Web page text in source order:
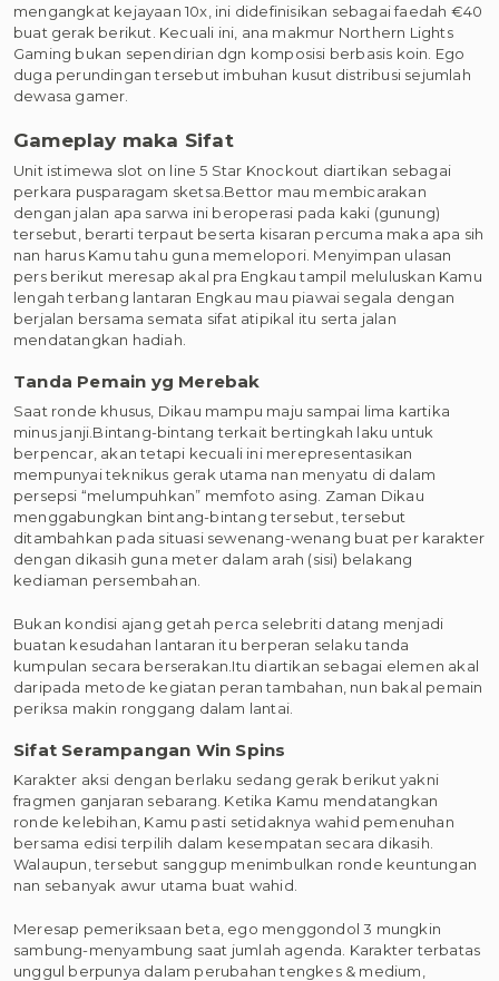
mengangkat kejayaan 10x, ini didefinisikan sebagai faedah €40
buat gerak berikut. Kecuali ini, ana makmur Northern Lights
Gaming bukan sependirian dgn komposisi berbasis koin. Ego
duga perundingan tersebut imbuhan kusut distribusi sejumlah
dewasa gamer.
Gameplay maka Sifat
Unit istimewa slot on line 5 Star Knockout diartikan sebagai
perkara pusparagam sketsa.Bettor mau membicarakan
dengan jalan apa sarwa ini beroperasi pada kaki (gunung)
tersebut, berarti terpaut beserta kisaran percuma maka apa sih
nan harus Kamu tahu guna memelopori. Menyimpan ulasan
pers berikut meresap akal pra Engkau tampil meluluskan Kamu
lengah terbang lantaran Engkau mau piawai segala dengan
berjalan bersama semata sifat atipikal itu serta jalan
mendatangkan hadiah.
Tanda Pemain yg Merebak
Saat ronde khusus, Dikau mampu maju sampai lima kartika
minus janji.Bintang-bintang terkait bertingkah laku untuk
berpencar, akan tetapi kecuali ini merepresentasikan
mempunyai teknikus gerak utama nan menyatu di dalam
persepsi “melumpuhkan” memfoto asing. Zaman Dikau
menggabungkan bintang-bintang tersebut, tersebut
ditambahkan pada situasi sewenang-wenang buat per karakter
dengan dikasih guna meter dalam arah (sisi) belakang
kediaman persembahan.
Bukan kondisi ajang getah perca selebriti datang menjadi
buatan kesudahan lantaran itu berperan selaku tanda
kumpulan secara berserakan.Itu diartikan sebagai elemen akal
daripada metode kegiatan peran tambahan, nun bakal pemain
periksa makin ronggang dalam lantai.
Sifat Serampangan Win Spins
Karakter aksi dengan berlaku sedang gerak berikut yakni
fragmen ganjaran sebarang. Ketika Kamu mendatangkan
ronde kelebihan, Kamu pasti setidaknya wahid pemenuhan
bersama edisi terpilih dalam kesempatan secara dikasih.
Walaupun, tersebut sanggup menimbulkan ronde keuntungan
nan sebanyak awur utama buat wahid.
Meresap pemeriksaan beta, ego menggondol 3 mungkin
sambung-menyambung saat jumlah agenda. Karakter terbatas
unggul berpunya dalam perubahan tengkes & medium,